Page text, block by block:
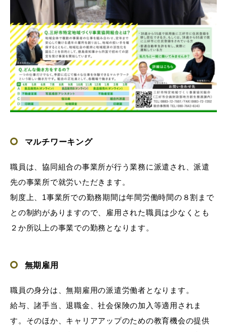
マルチワーキング
職員は、協同組合の事業所が行う業務に派遣され、派遣
先の事業所で就労いただきます。
制度上、1事業所での勤務期間は年間労働時間の８割まで
との制約がありますので、雇用された職員は少なくとも
２か所以上の事業での勤務となります。
無期雇用
職員の身分は、無期雇用の派遣労働者となります。
給与、諸手当、退職金、社会保険の加入等適用されま
す。そのほか、キャリアアップのための教育機会の提供